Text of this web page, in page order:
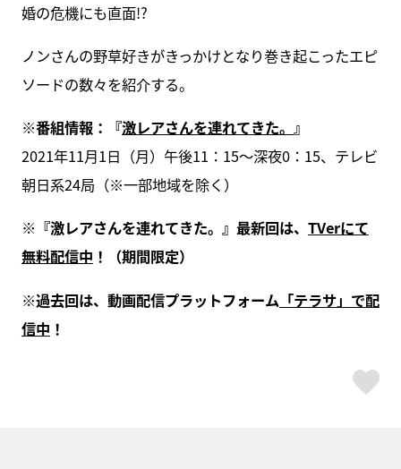
婚の危機にも直面!?
ノンさんの野草好きがきっかけとなり巻き起こったエピ
ソードの数々を紹介する。
※番組情報：『激レアさんを連れてきた。 』
2021年11月1日（月）午後11：15～深夜0：15、テレビ
朝日系24局（※⼀部地域を除く）
※『激レアさんを連れてきた。』最新回は、 TVerにて
無料配信中 ！（期間限定）
※過去回は、動画配信プラットフォーム 「テラサ」で配
信中 ！